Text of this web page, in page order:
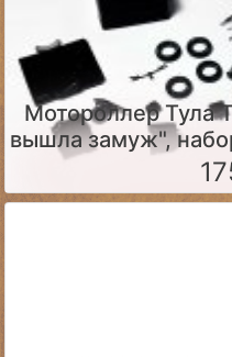
Мотороллер Тула
вышла замуж",